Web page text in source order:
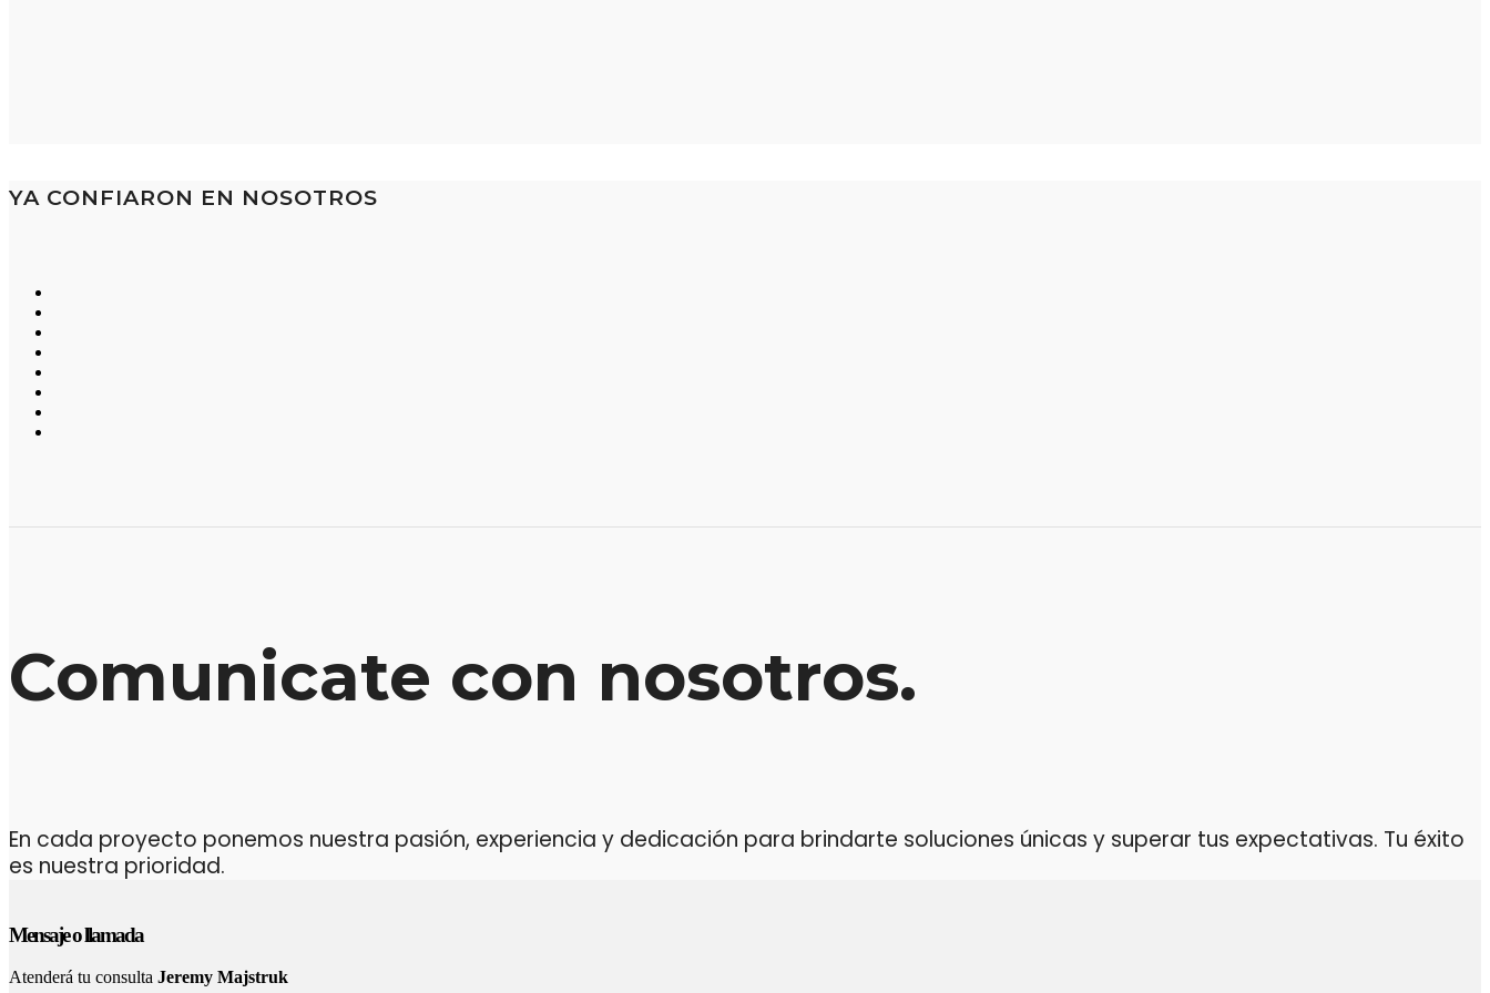
YA CONFIARON EN NOSOTROS
Comunicate con nosotros.
En cada proyecto ponemos nuestra pasión, experiencia y dedicación para brindarte soluciones únicas y superar tus expectativas. Tu éxito
es nuestra prioridad.
Mensaje o llamada
Atenderá tu consulta Jeremy Majstruk